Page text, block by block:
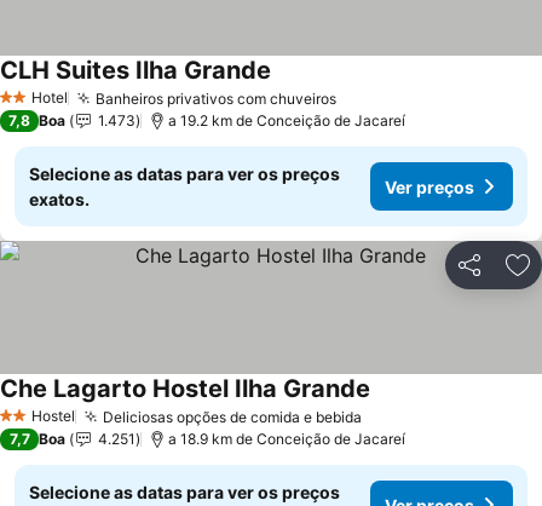
2 Estrelas
Hotel Banheiros privativos com chuveiros
CLH Suites Ilha Grande
7,8 Boa 1.473 a 19.2 km de Conceição de Jacareí
Selecione as datas para ver os preços
exatos.
Ver preços
Partilhar
2 Estrelas
Hostel Deliciosas opções de comida e bebida
Che Lagarto Hostel Ilha Grande
7,7 Boa 4.251 a 18.9 km de Conceição de Jacareí
Selecione as datas para ver os preços